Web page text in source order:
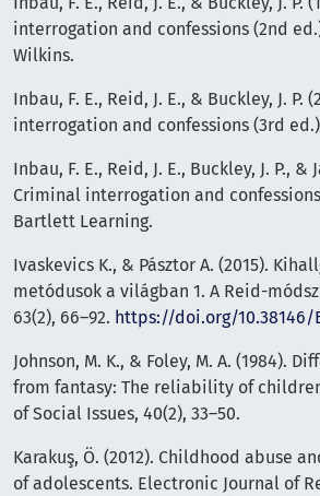
interrogation and confessions (2nd
Wilkins.
Inbau, F. E., Reid, J. E., & Buckley, J. P.
interrogation and confessions (3rd
Inbau, F. E., Reid, J. E., Buckley, J. P., &
Criminal interrogation and
Bartlett Learning.
Ivaskevics K., & Pásztor A. (2015).
metódusok a világban 1. A Reid-
63(2), 66–92. https://doi.org/10.38146/
Johnson, M. K., & Foley, M. A. (1984).
from fantasy: The reliability of
of Social Issues, 40(2), 33–50.
Karakuş, Ö. (2012). Childhood abuse
of adolescents. Electronic Journal of